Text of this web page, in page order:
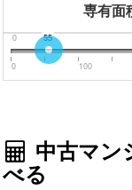
専有面
0 55
0 100
中古マン
べる